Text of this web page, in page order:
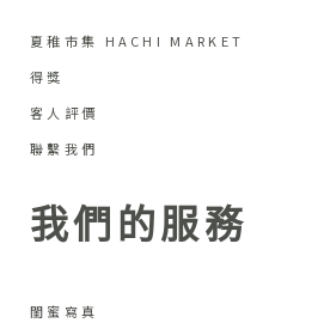
夏稚市集 HACHI MARKET
得獎
客人評價
聯繫我們
我們的服務
閨蜜寫真